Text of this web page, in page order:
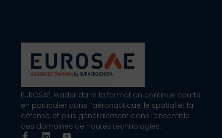
EUROSAE, leader dans la formation continue courte
en particulier dans l’aéronautique, le spatial et la
défense, et plus généralement dans l’ensemble
des domaines de hautes technologies.